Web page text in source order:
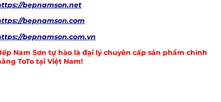
bepnamson.net
bepnamson.com
bepnamson.com.vn
Nam Sơn tự hào là đại lý chuyên cấp sản phẩm chính
ToTo tại Việt Nam!